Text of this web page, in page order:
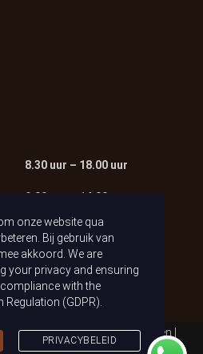
8.30 uur – 18.00 uur
9.00 uur – 14.00 uur
9.00 uur – 13.00 uur
| Alle rechten voorbehouden |
onze website qua
Bij gebruik van
akkoord. We are
your privacy and ensuring
with the
Regulation (GDPR)
PRIVACYBELEID